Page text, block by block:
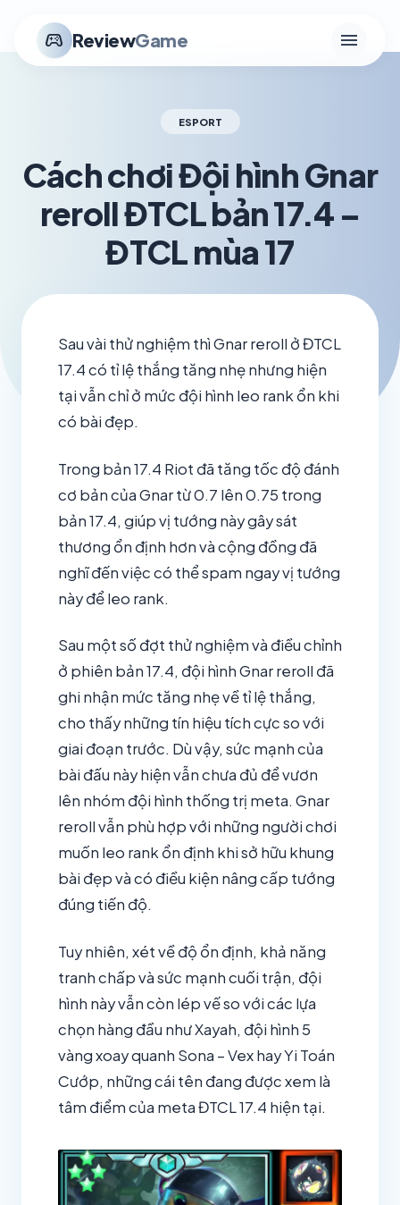
stadia_controller ReviewGame menu
ESPORT
Cách chơi Đội hình Gnar
reroll ĐTCL bản 17.4 –
ĐTCL mùa 17
Sau vài thử nghiệm thì Gnar reroll ở ĐTCL
17.4 có tỉ lệ thắng tăng nhẹ nhưng hiện
tại vẫn chỉ ở mức đội hình leo rank ổn khi
có bài đẹp.
Trong bản 17.4 Riot đã tăng tốc độ đánh
cơ bản của Gnar từ 0.7 lên 0.75 trong
bản 17.4, giúp vị tướng này gây sát
thương ổn định hơn và cộng đồng đã
nghĩ đến việc có thể spam ngay vị tướng
này để leo rank.
Sau một số đợt thử nghiệm và điều chỉnh
ở phiên bản 17.4, đội hình Gnar reroll đã
ghi nhận mức tăng nhẹ về tỉ lệ thắng,
cho thấy những tín hiệu tích cực so với
giai đoạn trước. Dù vậy, sức mạnh của
bài đấu này hiện vẫn chưa đủ để vươn
lên nhóm đội hình thống trị meta. Gnar
reroll vẫn phù hợp với những người chơi
muốn leo rank ổn định khi sở hữu khung
bài đẹp và có điều kiện nâng cấp tướng
đúng tiến độ.
Tuy nhiên, xét về độ ổn định, khả năng
tranh chấp và sức mạnh cuối trận, đội
hình này vẫn còn lép vế so với các lựa
chọn hàng đầu như Xayah, đội hình 5
vàng xoay quanh Sona – Vex hay Yi Toán
Cướp, những cái tên đang được xem là
tâm điểm của meta ĐTCL 17.4 hiện tại.